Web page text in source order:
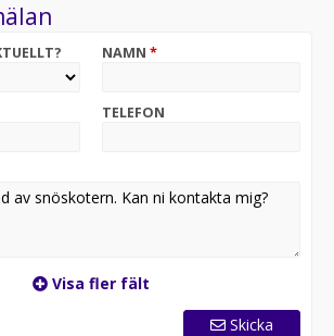
NAMN *
TELEFON
Visa fler fält
Skicka